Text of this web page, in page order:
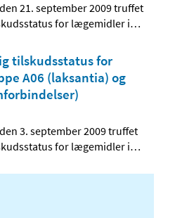
21. september 2009 truffet
for lægemidler i…
tilskudsstatus for
A06 (laksantia) og
3. september 2009 truffet
for lægemidler i…